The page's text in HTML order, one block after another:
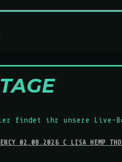
findet ihr unsere Live-